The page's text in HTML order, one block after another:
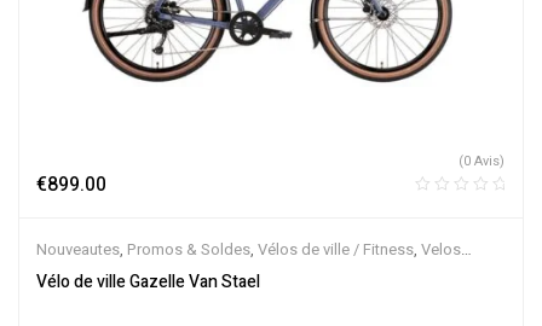
€899.00
(0 Avis)
Nouveautes, Promos & Soldes, Vélos de ville / Fitness, Velos
Musculaires
Vélo de ville Gazelle Van Stael